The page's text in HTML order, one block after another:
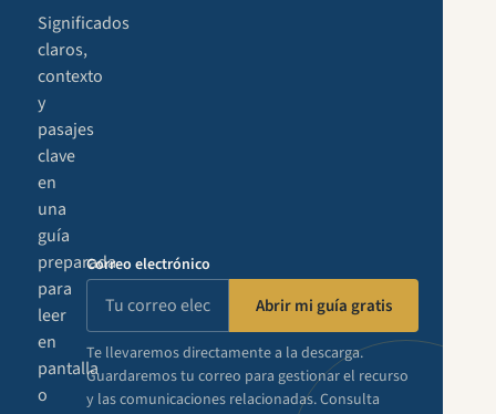
Significados
claros,
contexto
y
pasajes
clave
en
una
guía
preparada
para
leer
en
pantalla
o
Correo electrónico
Abrir mi guía gratis
Te llevaremos directamente a la descarga.
Guardaremos tu correo para gestionar el recurso
y las comunicaciones relacionadas. Consulta